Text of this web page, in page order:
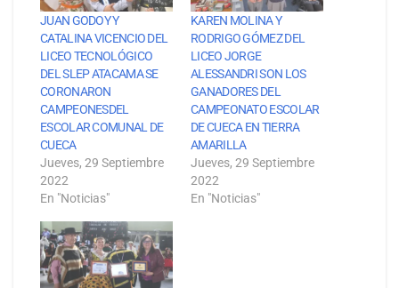
JUAN GODOY Y
CATALINA VICENCIO DEL
LICEO TECNOLÓGICO
DEL SLEP ATACAMA SE
CORONARON
CAMPEONESDEL
ESCOLAR COMUNAL DE
CUECA
Jueves, 29 Septiembre
2022
En "Noticias"
KAREN MOLINA Y
RODRIGO GÓMEZ DEL
LICEO JORGE
ALESSANDRI SON LOS
GANADORES DEL
CAMPEONATO ESCOLAR
DE CUECA EN TIERRA
AMARILLA
Jueves, 29 Septiembre
2022
En "Noticias"